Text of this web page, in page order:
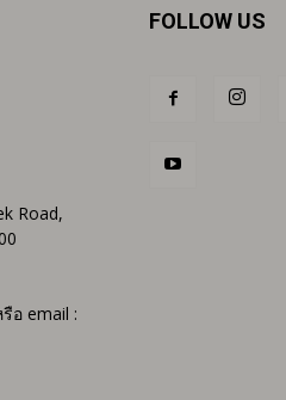
Road,
อ email :
FOLLOW US